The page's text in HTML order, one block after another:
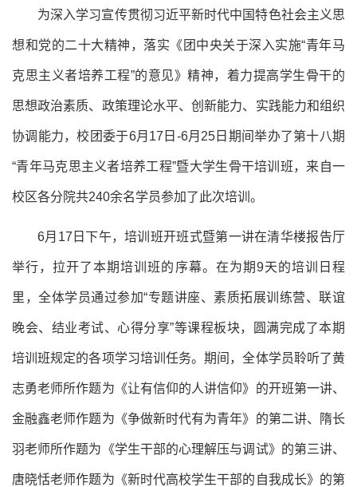
为深入学习宣传贯彻习近平新时代中国特色社会主义思
想和党的二十大精神，落实《团中央关于深入实施“青年马
克思主义者培养工程”的意见》精神，着力提高学生骨干的
思想政治素质、政策理论水平、创新能力、实践能力和组织
协调能力，校团委于6月17日-6月25日期间举办了第十八期
“青年马克思主义者培养工程”暨大学生骨干培训班，来自一
校区各分院共240余名学员参加了此次培训。
6月17日下午，培训班开班式暨第一讲在清华楼报告厅
举行，拉开了本期培训班的序幕。在为期9天的培训日程
里，全体学员通过参加“专题讲座、素质拓展训练营、联谊
晚会、结业考试、心得分享”等课程板块，圆满完成了本期
培训班规定的各项学习培训任务。期间，全体学员聆听了黄
志勇老师所作题为《让有信仰的人讲信仰》的开班第一讲、
金融鑫老师作题为《争做新时代有为青年》的第二讲、隋长
羽老师所作题为《学生干部的心理解压与调试》的第三讲、
唐晓恬老师作题为《新时代高校学生干部的自我成长》的第